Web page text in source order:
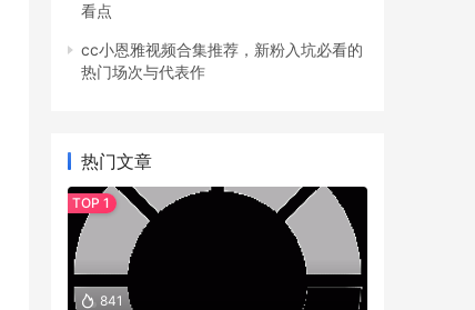
看点
cc小恩雅视频合集推荐，新粉入坑必看的
热门场次与代表作
热门文章
841